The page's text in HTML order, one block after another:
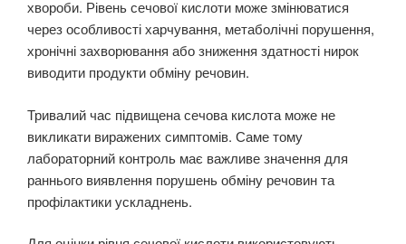
хвороби. Рівень сечової кислоти може змінюватися
через особливості харчування, метаболічні порушення,
хронічні захворювання або зниження здатності нирок
виводити продукти обміну речовин.
Тривалий час підвищена сечова кислота може не
викликати виражених симптомів. Саме тому
лабораторний контроль має важливе значення для
раннього виявлення порушень обміну речовин та
профілактики ускладнень.